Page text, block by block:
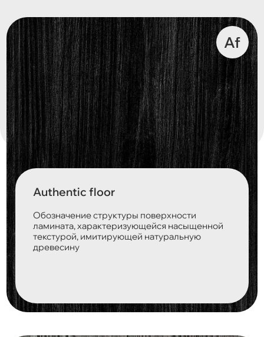
Authentic floor
Обозначение структуры поверхности
ламината, характеризующейся насыщенной
текстурой, имитирующей натуральную
древесину
Af